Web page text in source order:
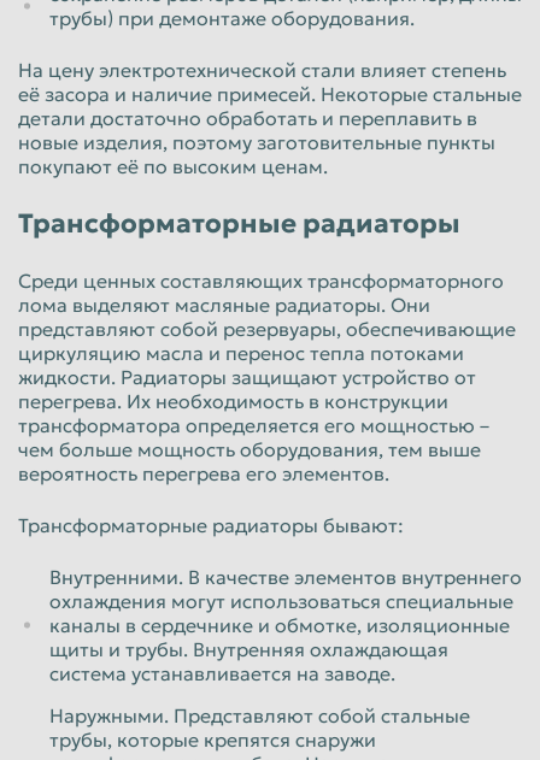
трубы) при демонтаже оборудования.
На цену электротехнической стали влияет степень
её засора и наличие примесей. Некоторые стальные
детали достаточно обработать и переплавить в
новые изделия, поэтому заготовительные пункты
покупают её по высоким ценам.
Трансформаторные радиаторы
Среди ценных составляющих трансформаторного
лома выделяют масляные радиаторы. Они
представляют собой резервуары, обеспечивающие
циркуляцию масла и перенос тепла потоками
жидкости. Радиаторы защищают устройство от
перегрева. Их необходимость в конструкции
трансформатора определяется его мощностью –
чем больше мощность оборудования, тем выше
вероятность перегрева его элементов.
Трансформаторные радиаторы бывают:
Внутренними. В качестве элементов внутреннего
охлаждения могут использоваться специальные
каналы в сердечнике и обмотке, изоляционные
щиты и трубы. Внутренняя охлаждающая
система устанавливается на заводе.
Наружными. Представляют собой стальные
трубы, которые крепятся снаружи